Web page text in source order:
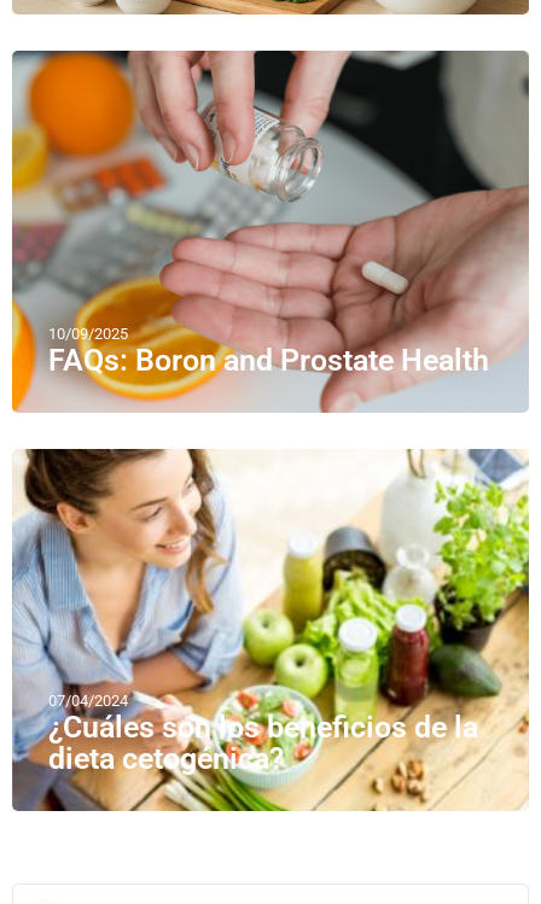
10/09/2025
FAQs: Boron and Prostate Health
07/04/2024
¿Cuáles son los beneficios de la
dieta cetogénica?